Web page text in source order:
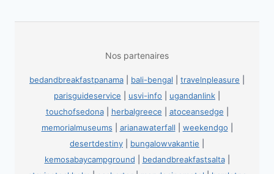
Nos partenaires
bedandbreakfastpanama bali-bengal travelnpleasure
parisguideservice
usvi-info ugandanlink
touchofsedona| herbalgreece atoceansedge
memorialmuseums
arianawaterfall weekendgo
desertdestiny
bungalowvakantie
kemosabaycampground
bedandbreakfastsalta|